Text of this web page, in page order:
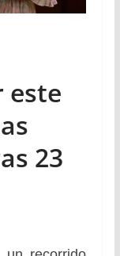
este
23